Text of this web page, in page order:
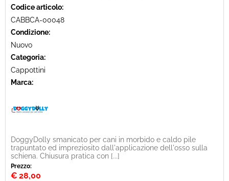
Codice articolo:
CABBCA-00048
Condizione:
Nuovo
Categoria:
Cappottini
Marca:
DoggyDolly smanicato per cani in morbido e caldo pile
trapuntato ed impreziosito dall'applicazione dell'osso sulla
schiena. Chiusura pratica con [...]
Prezzo:
€ 28,00